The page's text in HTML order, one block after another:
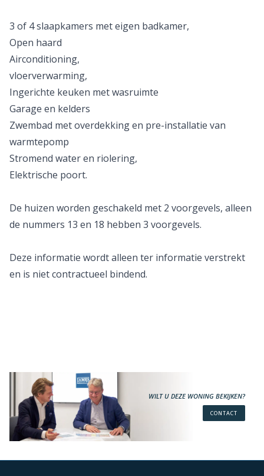
3 of 4 slaapkamers met eigen badkamer,
Open haard
Airconditioning,
vloerverwarming,
Ingerichte keuken met wasruimte
Garage en kelders
Zwembad met overdekking en pre-installatie van
warmtepomp
Stromend water en riolering,
Elektrische poort.
De huizen worden geschakeld met 2 voorgevels, alleen
de nummers 13 en 18 hebben 3 voorgevels.
Deze informatie wordt alleen ter informatie verstrekt
en is niet contractueel bindend.
WILT U DEZE WONING BEKIJKEN?
CONTACT